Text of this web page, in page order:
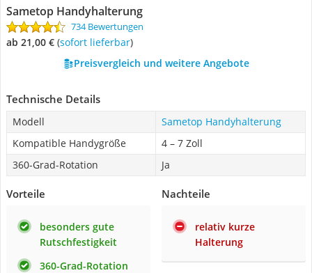
Sametop Handyhalterung
734 Bewertungen
ab 21,00 € ( Sofort lieferbar)
Preisvergleich und weitere Angebote
Technische Details
Modell
Sametop Handyhalterung
Kompatible Handygröße
4 – 7 Zoll
360-Grad-Rotation
Ja
Vorteile
besonders gute
Rutschfestigkeit
360-Grad-Rotation
Nachteile
relativ kurze
Halterung